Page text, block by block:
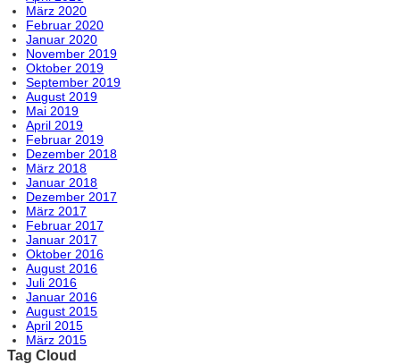
März 2020
Februar 2020
Januar 2020
November 2019
Oktober 2019
September 2019
August 2019
Mai 2019
April 2019
Februar 2019
Dezember 2018
März 2018
Januar 2018
Dezember 2017
März 2017
Februar 2017
Januar 2017
Oktober 2016
August 2016
Juli 2016
Januar 2016
August 2015
April 2015
März 2015
Tag Cloud